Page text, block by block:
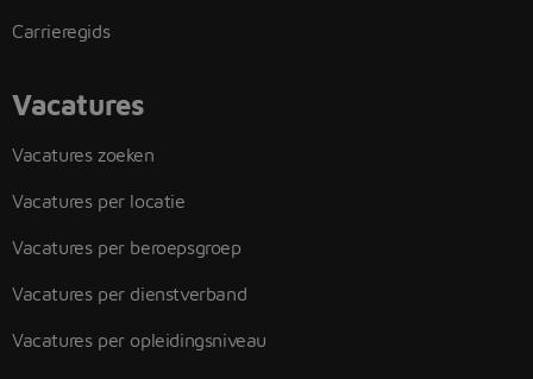
Carrieregids
Vacatures
Vacatures zoeken
Vacatures per locatie
Vacatures per beroepsgroep
Vacatures per dienstverband
Vacatures per opleidingsniveau